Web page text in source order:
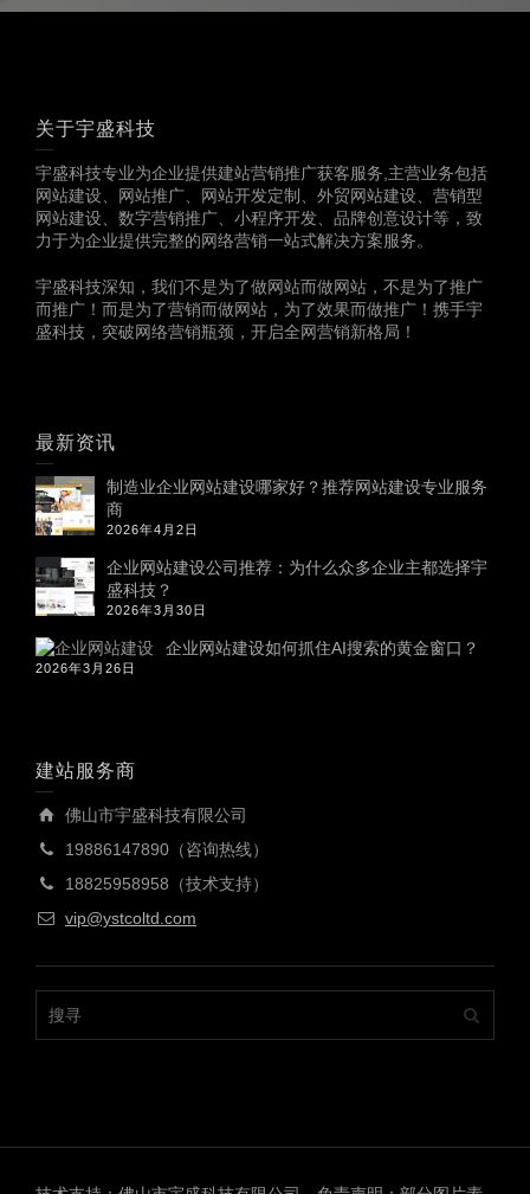
关于宇盛科技
宇盛科技专业为企业提供建站营销推广获客服务,主营业务包括
网站建设、网站推广、网站开发定制、外贸网站建设、营销型
网站建设、数字营销推广、小程序开发、品牌创意设计等，致
力于为企业提供完整的网络营销一站式解决方案服务。
宇盛科技深知，我们不是为了做网站而做网站，不是为了推广
而推广！而是为了营销而做网站，为了效果而做推广！携手宇
盛科技，突破网络营销瓶颈，开启全网营销新格局！
最新资讯
制造业企业网站建设哪家好？推荐网站建设专业服务
商
2026年4月2日
企业网站建设公司推荐：为什么众多企业主都选择宇
盛科技？
2026年3月30日
企业网站建设如何抓住AI搜索的黄金窗口？
2026年3月26日
建站服务商
佛山市宇盛科技有限公司
19886147890（咨询热线）
18825958958（技术支持）
vip@ystcoltd.com